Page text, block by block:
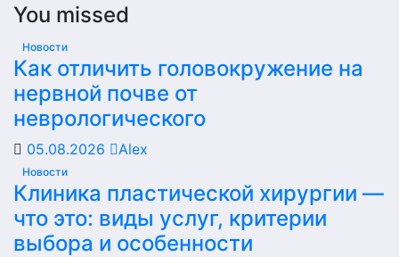
You missed
Новости
Как отличить головокружение на
нервной почве от
неврологического
05.08.2026 Alex
Новости
Клиника пластической хирургии —
что это: виды услуг, критерии
выбора и особенности